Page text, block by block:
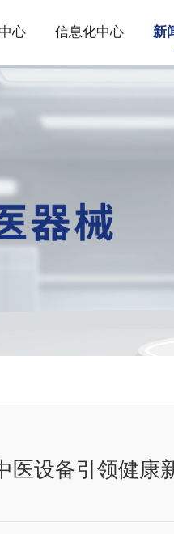
心 信息化中心 新
医设备引领健康